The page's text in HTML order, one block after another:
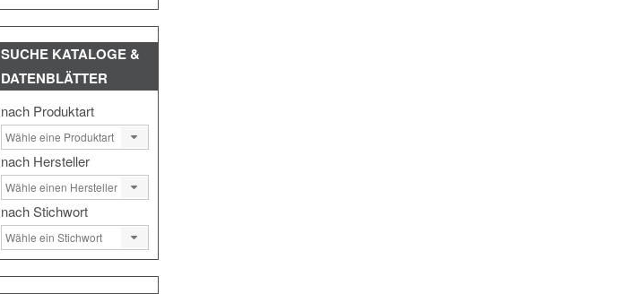
SUCHE KATALOGE &
DATENBLÄTTER
nach Produktart
nach Hersteller
nach Stichwort